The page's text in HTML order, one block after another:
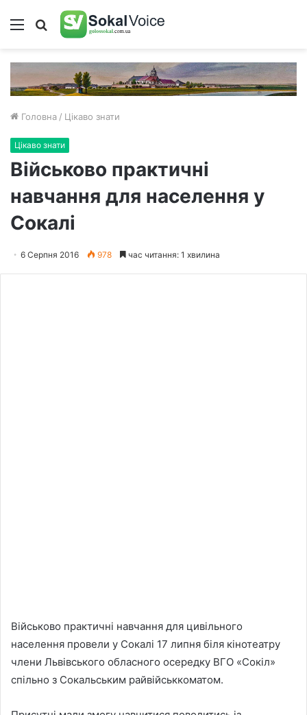
Меню Пошук
Головна / Цікаво знати
Цікаво знати
Військово практичні
навчання для населення у
Сокалі
6 Серпня 2016 978 час читання: 1 хвилина
Військово практичні навчання для цивільного
населення провели у Сокалі 17 липня біля кінотеатру
члени Львівського обласного осередку ВГО «Сокіл»
спільно з Сокальським райвійськкоматом.